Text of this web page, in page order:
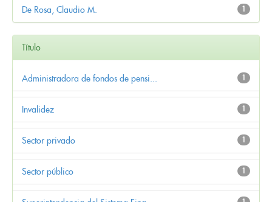
1
De Rosa, Claudio M.
Título
1
Administradora de fondos de pensi...
1
Invalidez
1
Sector privado
1
Sector público